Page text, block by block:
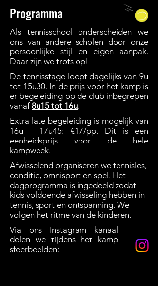
Programma
Als tennisschool onderscheiden we
ons van andere scholen door onze
persoonlijke stijl en eigen aanpak.
Daar zijn we trots op!
De tennisstage loopt dagelijks van 9u
tot 15u30. In de prijs voor het kamp is
er begeleiding op de club inbegrepen
vanaf8u15 tot 16u.
Extra late begeleiding is mogelijk van
16u - 17u45: €17/pp. Dit is een
eenheidsprijs voor de hele
kampweek.
Afwisselend organiseren we tennisles,
conditie, omnisport en spel. Het
dagprogramma is ingedeeld zodat
kids voldoende afwisseling hebben in
tennis, sport en ontspanning. We
volgen het ritme van de kinderen.
Via ons Instagram kanaal
delen we tijdens het kamp
sfeerbeelden: